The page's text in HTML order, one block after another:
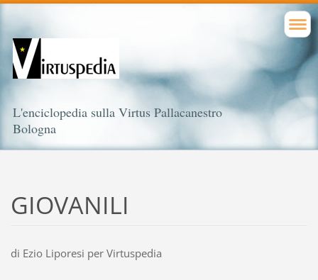
L'enciclopedia sulla Virtus Pallacanestro
Bologna
GIOVANILI
di Ezio Liporesi per Virtuspedia